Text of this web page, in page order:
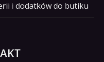
i dodatków do butiku